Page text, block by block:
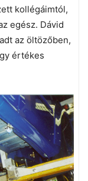
kollégáimtól,
egész. Dávid
az öltözőben,
értékes